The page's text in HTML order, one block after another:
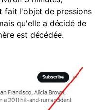
fait l'objet de pressions
qu'elle a décidé de
est décédée.